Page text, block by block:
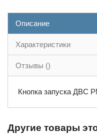
Описание
Характеристики
Отзывы ()
Кнопка запуска ДВС
Другие товары